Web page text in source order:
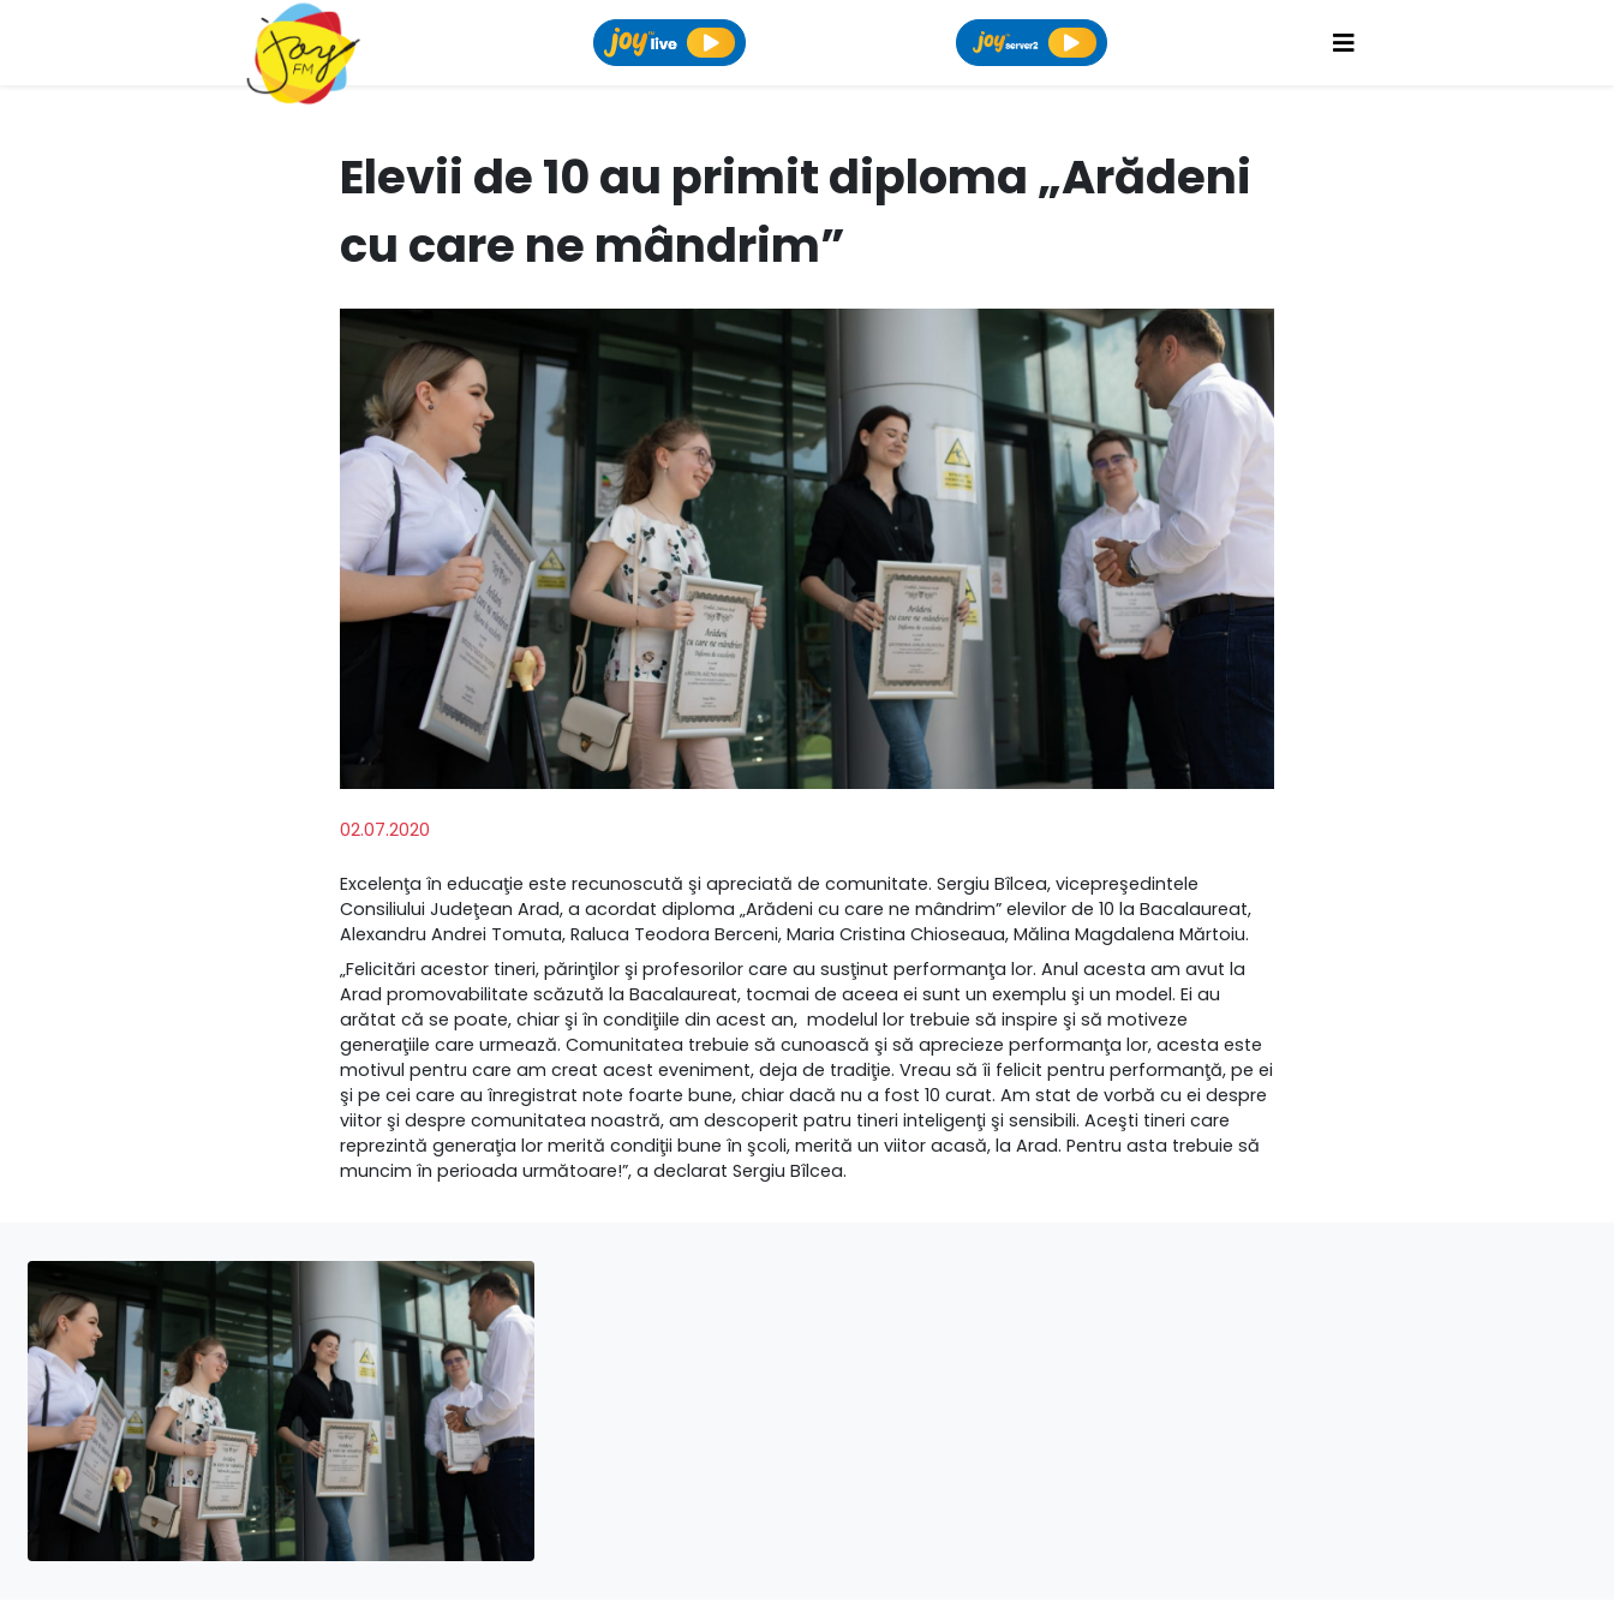
Elevii de 10 au primit diploma „Arădeni
cu care ne mândrim”
02.07.2020
Excelenţa în educaţie este recunoscută şi apreciată de comunitate. Sergiu Bîlcea, vicepreşedintele
Consiliului Judeţean Arad, a acordat diploma „Arădeni cu care ne mândrim” elevilor de 10 la Bacalaureat,
Alexandru Andrei Tomuta, Raluca Teodora Berceni, Maria Cristina Chioseaua, Mălina Magdalena Mărtoiu.
„Felicitări acestor tineri, părinţilor şi profesorilor care au susţinut performanţa lor. Anul acesta am avut la
Arad promovabilitate scăzută la Bacalaureat, tocmai de aceea ei sunt un exemplu şi un model. Ei au
arătat că se poate, chiar şi în condiţiile din acest an, modelul lor trebuie să inspire şi să motiveze
generaţiile care urmează. Comunitatea trebuie să cunoască şi să aprecieze performanţa lor, acesta este
motivul pentru care am creat acest eveniment, deja de tradiţie. Vreau să îi felicit pentru performanţă, pe ei
şi pe cei care au înregistrat note foarte bune, chiar dacă nu a fost 10 curat. Am stat de vorbă cu ei despre
viitor şi despre comunitatea noastră, am descoperit patru tineri inteligenţi şi sensibili. Aceşti tineri care
reprezintă generaţia lor merită condiţii bune în şcoli, merită un viitor acasă, la Arad. Pentru asta trebuie să
muncim în perioada următoare!”, a declarat Sergiu Bîlcea.